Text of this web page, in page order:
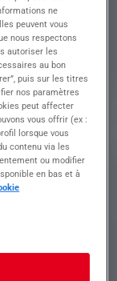
poste
ne
peuvent vous
nous respectons
autoriser les
au bon
puis sur les titres
nos paramètres
peut affecter
vous offrir (ex :
lorsque vous
contenu via les
ou modifier
en bas et à